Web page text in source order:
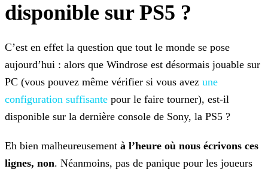
disponible sur PS5 ?
C’est en effet la question que tout le monde se pose
aujourd’hui : alors que Windrose est désormais jouable sur
PC (vous pouvez même vérifier si vous avez une
configuration suffisante pour le faire tourner), est-il
disponible sur la dernière console de Sony, la PS5 ?
Eh bien malheureusement à l’heure où nous écrivons ces
lignes, non. Néanmoins, pas de panique pour les joueurs